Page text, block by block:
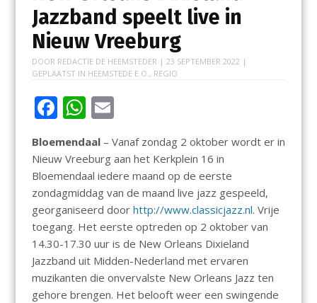
Jazzband speelt live in
Nieuw Vreeburg
DOOR REDACTIE DE HEEMSTEDER | 23 SEPTEMBER 2022 |
GEPLAATST IN HEEMSTEDE E.O., REGIO
F
e
b
o
o
k
W
h
at
s
A
p
p
E
ai
l
Bloemendaal – Vanaf zondag 2 oktober wordt er in
Nieuw Vreeburg aan het Kerkplein 16 in
Bloemendaal iedere maand op de eerste
zondagmiddag van de maand live jazz gespeeld,
georganiseerd door http://www.classicjazz.nl. Vrije
toegang. Het eerste optreden op 2 oktober van
14.30-17.30 uur is de New Orleans Dixieland
Jazzband uit Midden-Nederland met ervaren
muzikanten die onvervalste New Orleans Jazz ten
gehore brengen. Het belooft weer een swingende